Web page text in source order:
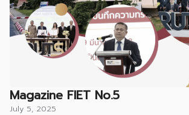
Magazine FIET No.5
July 5, 2025